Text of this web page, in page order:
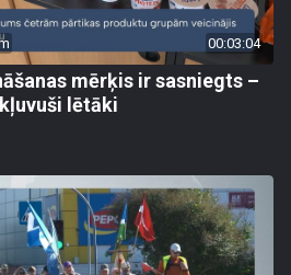
00:03:04
mērķis ir sasniegts –
lētāki